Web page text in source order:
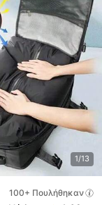
1/13
100+ Πουλήθηκαν